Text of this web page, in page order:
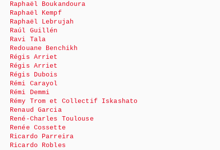
Raphaël Boukandoura
Raphaël Kempf
Raphaël Lebrujah
Raúl Guillén
Ravi Tala
Redouane Benchikh
Régis Arriet
Régis Arriet
Régis Dubois
Rémi Carayol
Rémi Demmi
Rémy Trom et Collectif Iskashato
Renaud Garcia
René-Charles Toulouse
Renée Cossette
Ricardo Parreira
Ricardo Robles